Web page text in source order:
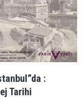
:
Tarihi